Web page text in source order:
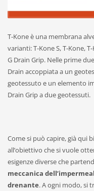
T-Kone è una membrana
varianti: T-Kone S, T-Kone,
G Drain Grip. Nelle prime
Drain accoppiata a un
geotessuto e un elemento
Drain Grip a due geotessuti.
Come si può capire, già qui
all’obiettivo che si vuole
esigenze diverse che
meccanica
drenante. A ogni modo, si